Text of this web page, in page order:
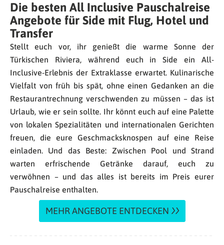
Die besten All Inclusive Pauschalreise
Angebote für Side mit Flug, Hotel und
Transfer
Stellt euch vor, ihr genießt die warme Sonne der
Türkischen Riviera, während euch in Side ein All-
Inclusive-Erlebnis der Extraklasse erwartet. Kulinarische
Vielfalt von früh bis spät, ohne einen Gedanken an die
Restaurantrechnung verschwenden zu müssen – das ist
Urlaub, wie er sein sollte. Ihr könnt euch auf eine Palette
von lokalen Spezialitäten und internationalen Gerichten
freuen, die eure Geschmacksknospen auf eine Reise
einladen. Und das Beste: Zwischen Pool und Strand
warten erfrischende Getränke darauf, euch zu
verwöhnen – und das alles ist bereits im Preis eurer
Pauschalreise enthalten.
MEHR ANGEBOTE ENTDECKEN